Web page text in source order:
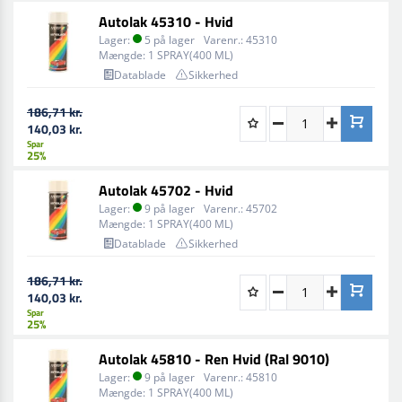
Autolak 45310 - Hvid
Lager: 5 på lager Varenr.: 45310
Mængde: 1 SPRAY(400 ML)
Datablade
Sikkerhed
186,71 kr.
140,03 kr.
Spar
25%
Autolak 45702 - Hvid
Lager: 9 på lager Varenr.: 45702
Mængde: 1 SPRAY(400 ML)
Datablade
Sikkerhed
186,71 kr.
140,03 kr.
Spar
25%
Autolak 45810 - Ren Hvid (Ral 9010)
Lager: 9 på lager Varenr.: 45810
Mængde: 1 SPRAY(400 ML)